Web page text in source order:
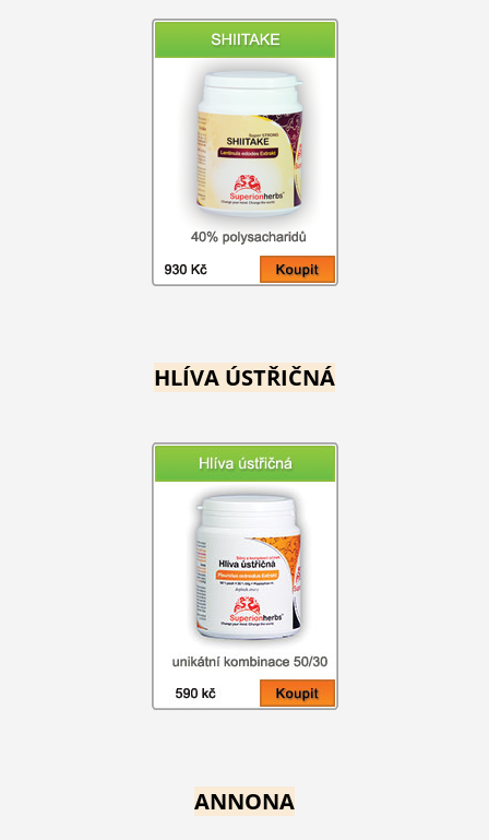
HLÍVA ÚSTŘIČNÁ
ANNONA